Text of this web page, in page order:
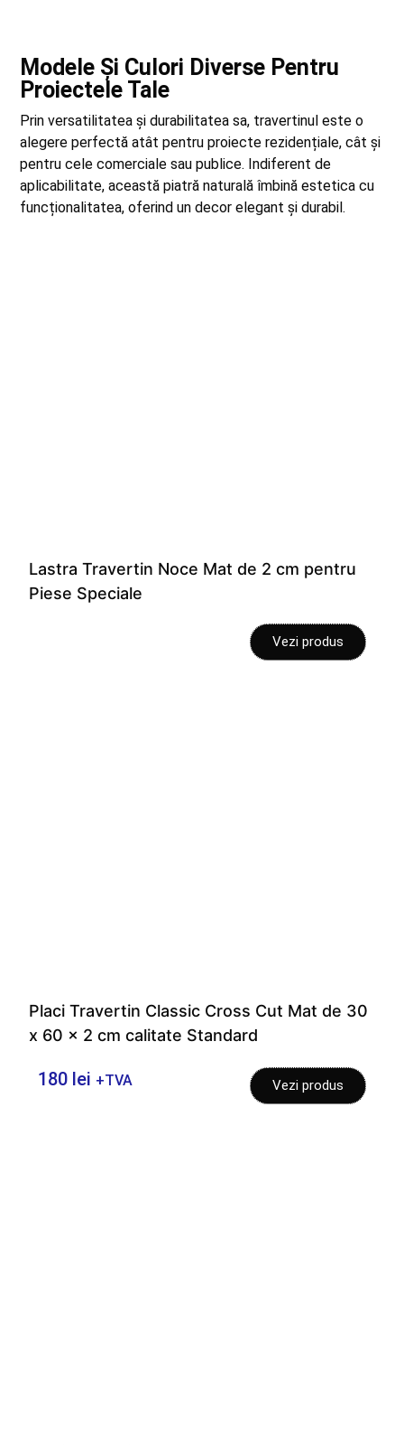
Modele Și Culori Diverse Pentru
Proiectele Tale
Prin versatilitatea și durabilitatea sa, travertinul este o
alegere perfectă atât pentru proiecte rezidențiale, cât și
pentru cele comerciale sau publice. Indiferent de
aplicabilitate, această piatră naturală îmbină estetica cu
funcționalitatea, oferind un decor elegant și durabil.
Lastra Travertin Noce Mat de 2 cm pentru
Piese Speciale
Vezi produs
Placi Travertin Classic Cross Cut Mat de 30
x 60 x 2 cm calitate Standard
180 lei +TVA Vezi produs